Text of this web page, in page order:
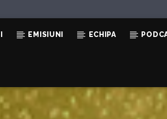
EMISIUNI ECHIPA